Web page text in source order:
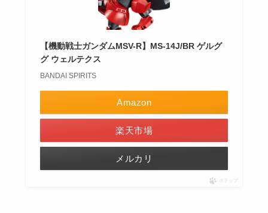
【機動戦士ガンダムMSV-R】MS-14J/BR ゲルグ
グ ウェルテクス
BANDAI SPIRITS
Amazon
楽天市場
メルカリ
ポチップ